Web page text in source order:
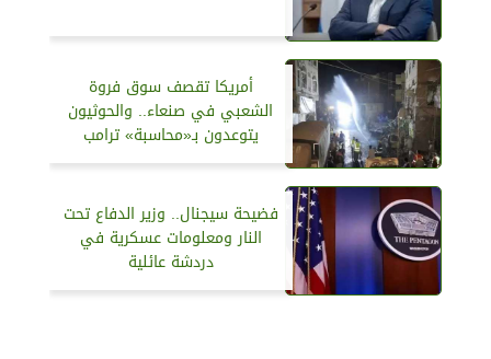
أمريكا تقصف سوق فروة
الشعبي في صنعاء.. والحوثيون
يتوعدون بـ«محاسبة» ترامب
فضيحة سيجنال.. وزير الدفاع تحت
النار ومعلومات عسكرية في
دردشة عائلية